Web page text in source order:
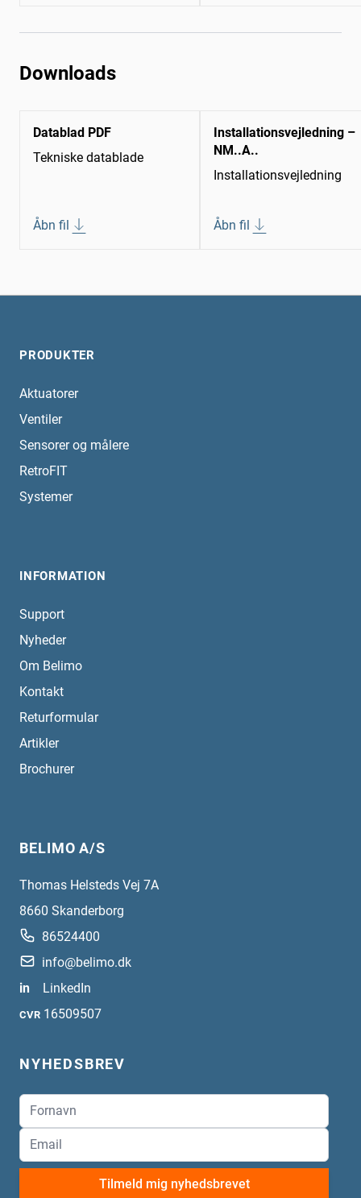
Downloads
Datablad PDF
Tekniske datablade
Åbn fil
Installationsvejledning –
NM..A..
Installationsvejledning
Åbn fil
PRODUKTER
Aktuatorer
Ventiler
Sensorer og målere
RetroFIT
Systemer
INFORMATION
Support
Nyheder
Om Belimo
Kontakt
Returformular
Artikler
Brochurer
BELIMO A/S
Thomas Helsteds Vej 7A
8660 Skanderborg
86524400
info@belimo.dk
in
LinkedIn
CVR 16509507
NYHEDSBREV
Tilmeld mig nyhedsbrevet